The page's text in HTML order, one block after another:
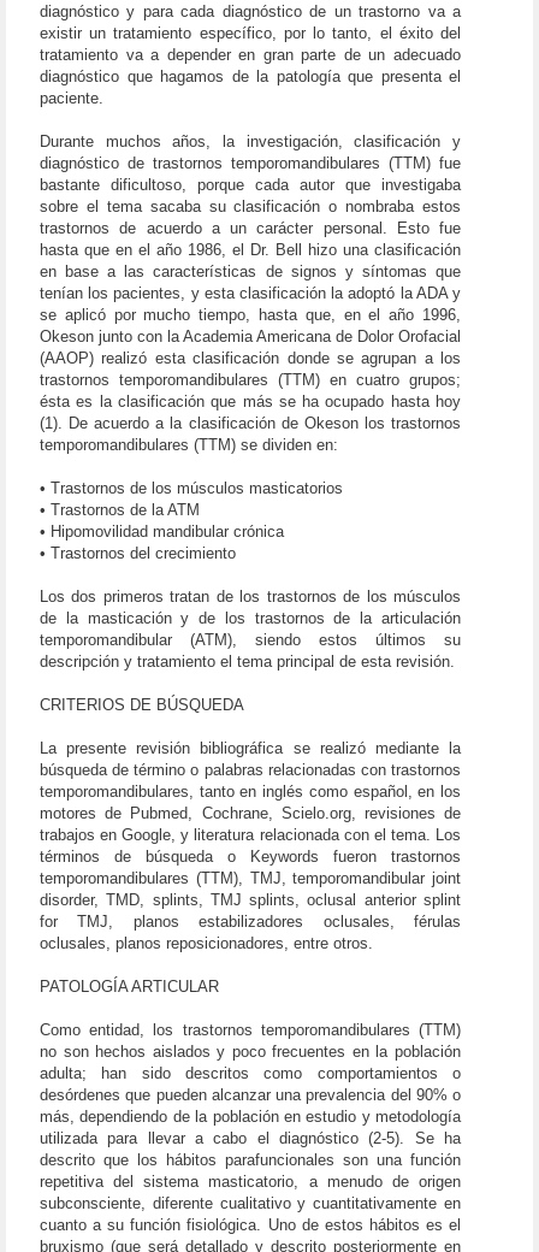
diagnóstico y para cada diagnóstico de un trastorno va a
existir un tratamiento específico, por lo tanto, el éxito del
tratamiento va a depender en gran parte de un adecuado
diagnóstico que hagamos de la patología que presenta el
paciente.
Durante muchos años, la investigación, clasificación y
diagnóstico de trastornos temporomandibulares (TTM) fue
bastante dificultoso, porque cada autor que investigaba
sobre el tema sacaba su clasificación o nombraba estos
trastornos de acuerdo a un carácter personal. Esto fue
hasta que en el año 1986, el Dr. Bell hizo una clasificación
en base a las características de signos y síntomas que
tenían los pacientes, y esta clasificación la adoptó la ADA y
se aplicó por mucho tiempo, hasta que, en el año 1996,
Okeson junto con la Academia Americana de Dolor Orofacial
(AAOP) realizó esta clasificación donde se agrupan a los
trastornos temporomandibulares (TTM) en cuatro grupos;
ésta es la clasificación que más se ha ocupado hasta hoy
(1). De acuerdo a la clasificación de Okeson los trastornos
temporomandibulares (TTM) se dividen en:
• Trastornos de los músculos masticatorios
• Trastornos de la ATM
• Hipomovilidad mandibular crónica
• Trastornos del crecimiento
Los dos primeros tratan de los trastornos de los músculos
de la masticación y de los trastornos de la articulación
temporomandibular (ATM), siendo estos últimos su
descripción y tratamiento el tema principal de esta revisión.
CRITERIOS DE BÚSQUEDA
La presente revisión bibliográfica se realizó mediante la
búsqueda de término o palabras relacionadas con trastornos
temporomandibulares, tanto en inglés como español, en los
motores de Pubmed, Cochrane, Scielo.org, revisiones de
trabajos en Google, y literatura relacionada con el tema. Los
términos de búsqueda o Keywords fueron trastornos
temporomandibulares (TTM), TMJ, temporomandibular joint
disorder, TMD, splints, TMJ splints, oclusal anterior splint
for TMJ, planos estabilizadores oclusales, férulas
oclusales, planos reposicionadores, entre otros.
PATOLOGÍA ARTICULAR
Como entidad, los trastornos temporomandibulares (TTM)
no son hechos aislados y poco frecuentes en la población
adulta; han sido descritos como comportamientos o
desórdenes que pueden alcanzar una prevalencia del 90% o
más, dependiendo de la población en estudio y metodología
utilizada para llevar a cabo el diagnóstico (2-5). Se ha
descrito que los hábitos parafuncionales son una función
repetitiva del sistema masticatorio, a menudo de origen
subconsciente, diferente cualitativo y cuantitativamente en
cuanto a su función fisiológica. Uno de estos hábitos es el
bruxismo (que será detallado y descrito posteriormente en